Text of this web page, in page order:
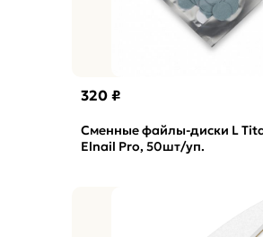
320 ₽
Сменные файлы-диски L
Elnail Pro, 50шт/уп.